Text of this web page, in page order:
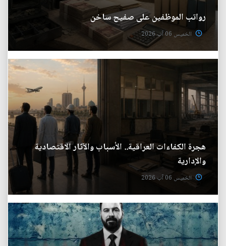
رواتب الموظفين على صفيح ساخن
الخميس 06 آب 2026
هجرة الكفاءات العراقية.. الأسباب والآثار الاقتصادية
والإدارية
الخميس 06 آب 2026